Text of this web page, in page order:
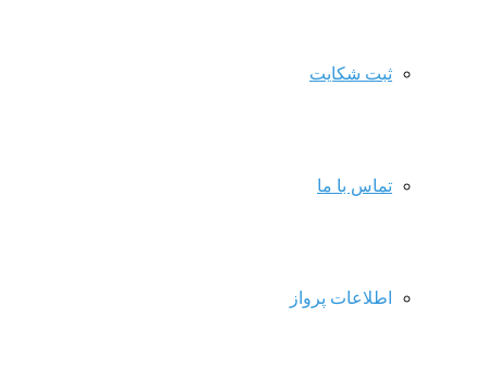
ثبت شکایت
تماس با ما
اطلاعات پرواز